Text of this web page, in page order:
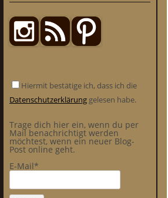
Hiermit bestätige ich, dass ich die
Datenschutzerklärung gelesen habe.
Trage dich hier ein, wenn du per
Mail benachrichtigt werden
möchtest, wenn ein neuer Blog-
Post online geht.
E-Mail*